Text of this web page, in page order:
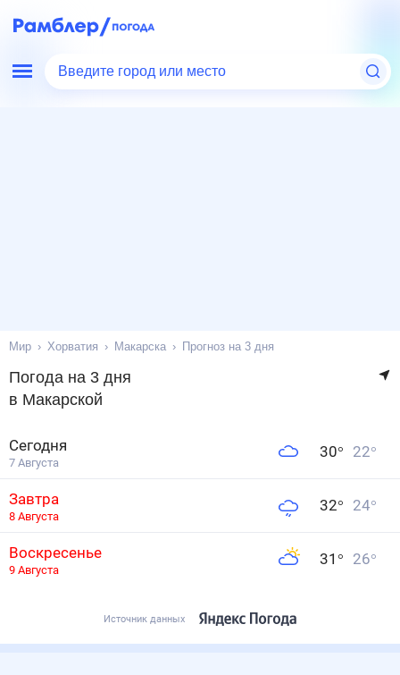
Введите город или место
Мир Хорватия Макарска Прогноз на 3 дня
Погода на 3 дня
в Макарской
Сегодня
7 Августа
30° 22°
Завтра
8 Августа
32° 24°
Воскресенье
9 Августа
31 ° 26°
Источник данных